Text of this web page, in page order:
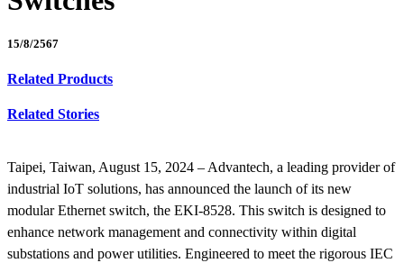
15/8/2567
Related Products
Related Stories
Taipei, Taiwan, August 15, 2024 – Advantech, a leading provider of
industrial IoT solutions, has announced the launch of its new
modular Ethernet switch, the EKI-8528. This switch is designed to
enhance network management and connectivity within digital
substations and power utilities. Engineered to meet the rigorous IEC